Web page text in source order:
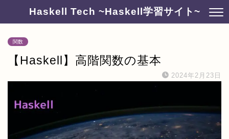
Haskell Tech ~Haskell学習サイト~
関数
【Haskell】高階関数の基本
2024年2月23日